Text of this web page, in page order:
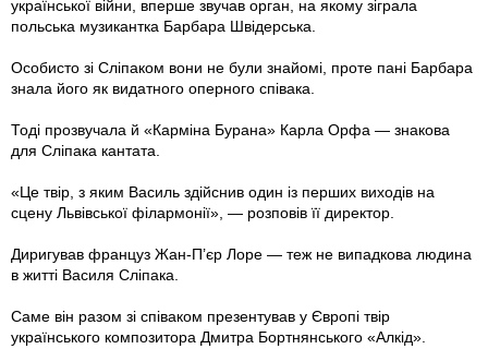
української війни, вперше звучав орган, на якому зіграла
польська музикантка Барбара Швідерська.
Особисто зі Сліпаком вони не були знайомі, проте пані Барбара
знала його як видатного оперного співака.
Тоді прозвучала й «Карміна Бурана» Карла Орфа — знакова
для Сліпака кантата.
«Це твір, з яким Василь здійснив один із перших виходів на
сцену Львівської філармонії», — розповів її директор.
Диригував француз Жан-П’єр Лоре — теж не випадкова людина
в житті Василя Сліпака.
Саме він разом зі співаком презентував у Європі твір
українського композитора Дмитра Бортнянського «Алкід».